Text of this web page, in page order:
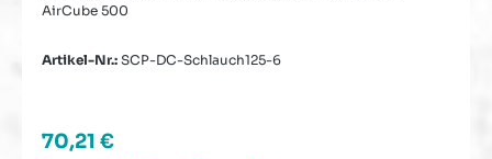
AirCube 500
Artikel-Nr.: SCP-DC-Schlauch125-6
Regulärer Preis:
70,21 €